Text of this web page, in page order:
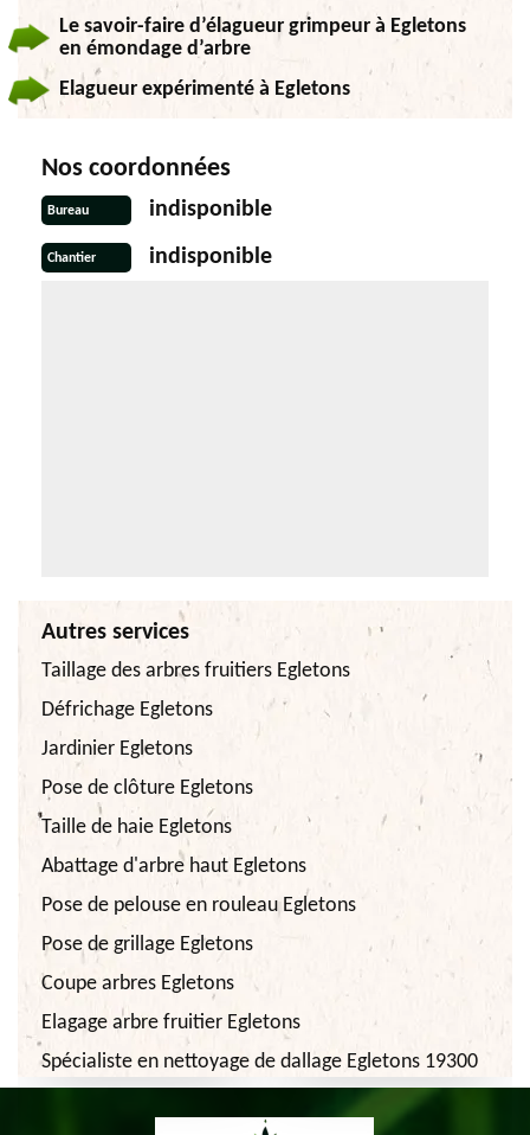
Le savoir-faire d’élagueur grimpeur à Egletons
en émondage d’arbre
Elagueur expérimenté à Egletons
Nos coordonnées
Bureau indisponible
Chantier indisponible
Autres services
Taillage des arbres fruitiers Egletons
Défrichage Egletons
Jardinier Egletons
Pose de clôture Egletons
Taille de haie Egletons
Abattage d'arbre haut Egletons
Pose de pelouse en rouleau Egletons
Pose de grillage Egletons
Coupe arbres Egletons
Elagage arbre fruitier Egletons
Spécialiste en nettoyage de dallage Egletons 19300